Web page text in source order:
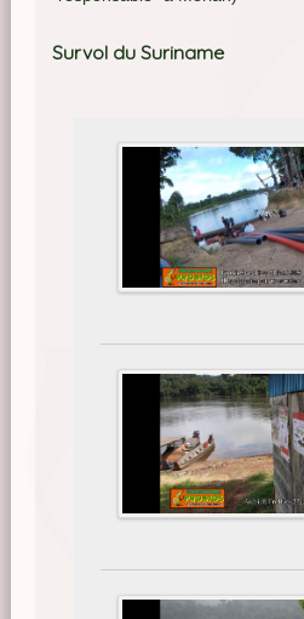
Survol du Suriname